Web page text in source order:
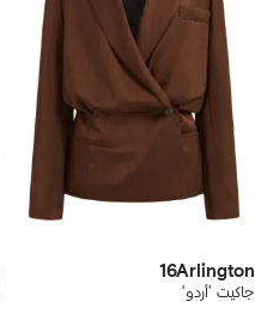
16Arlington
جاكيت 'أردو'